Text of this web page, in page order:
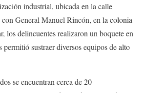
industrial, ubicada en la calle
General Manuel Rincón, en la colonia
los delincuentes realizaron un boquete en
sustraer diversos equipos de alto
se encuentran cerca de 20